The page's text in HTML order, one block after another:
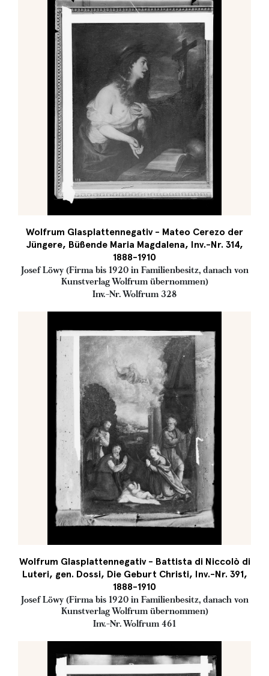
Wolfrum Glasplattennegativ - Mateo Cerezo der
Jüngere, Büßende Maria Magdalena, Inv.-Nr. 314,
1888-1910
Josef Löwy (Firma bis 1920 in Familienbesitz, danach von
Kunstverlag Wolfrum übernommen)
Inv.-Nr. Wolfrum 328
Wolfrum Glasplattennegativ - Battista di Niccolò di
Luteri, gen. Dossi, Die Geburt Christi, Inv.-Nr. 391,
1888-1910
Josef Löwy (Firma bis 1920 in Familienbesitz, danach von
Kunstverlag Wolfrum übernommen)
Inv.-Nr. Wolfrum 461